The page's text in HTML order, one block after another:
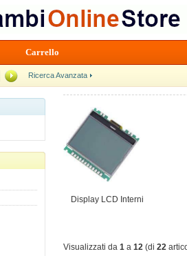
Carrello
Ricerca Avanzata
Display LCD Interni
Visualizzati da 1 a 12 (di 22